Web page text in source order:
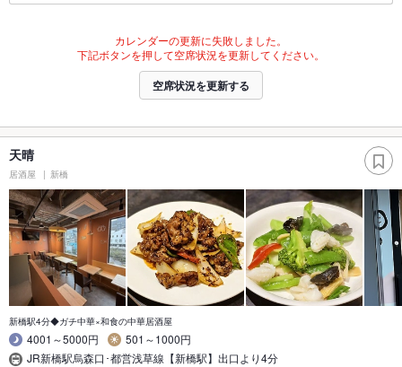
カレンダーの更新に失敗しました。
下記ボタンを押して空席状況を更新してください。
空席状況を更新する
天晴
居酒屋 新橋
新橋駅4分◆ガチ中華×和食の中華居酒屋
4001～5000円
501～1000円
JR新橋駅烏森口･都営浅草線【新橋駅】出口より4分